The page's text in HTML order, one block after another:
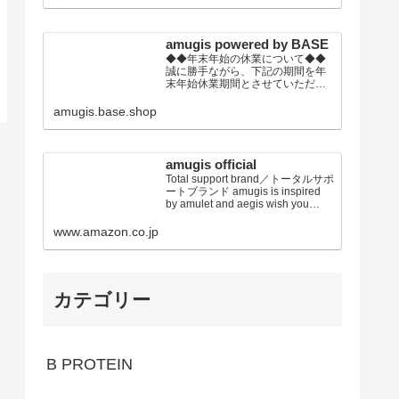
の上、ご注文頂きます事をお願い
amugis powered by BASE
◆◆年末年始の休業について◆◆
誠に勝手ながら、下記の期間を年
末年始休業期間とさせていただき
等に関しましては、2023年1月5日
ます。トレンドウエアから健康グ
ッズまで！ トータルビュ...
amugis.base.shop
amugis official
Total support brand／トータルサポ
ートブランド amugis is inspired
by amulet and aegis wish you
なたに幸せを E...
www.amazon.co.jp
カテゴリー
B PROTEIN